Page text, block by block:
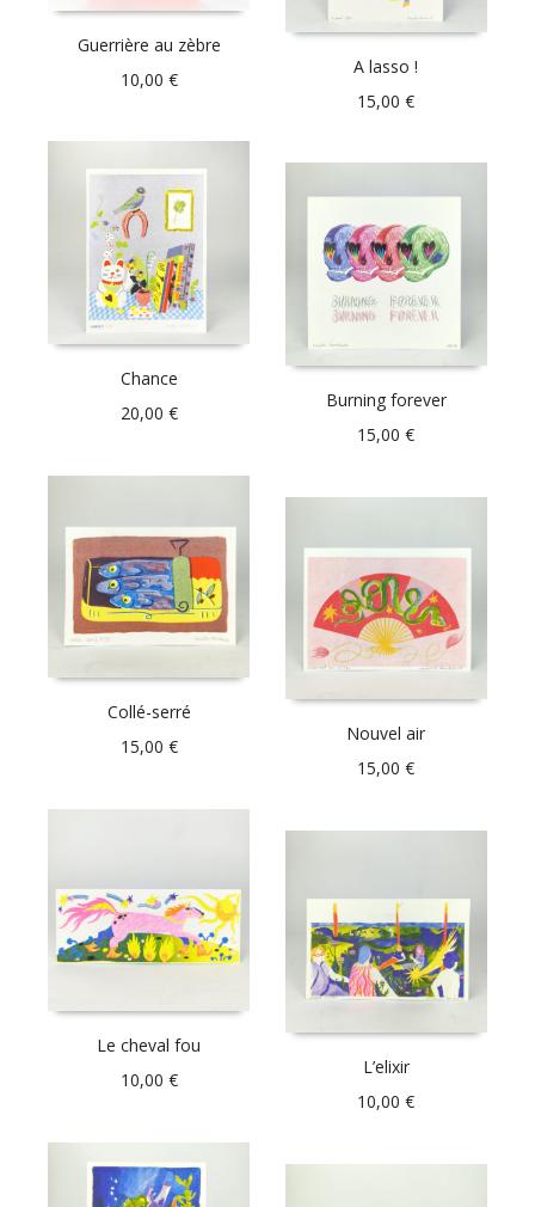
Guerrière au zèbre
10,00 €
A lasso !
15,00€
Chance
20,00 €
Burning forever
15,00€
Collé-serré
15,00 €
Nouvel air
15,00€
Le cheval fou
10,00 €
L’elixir
10,00€